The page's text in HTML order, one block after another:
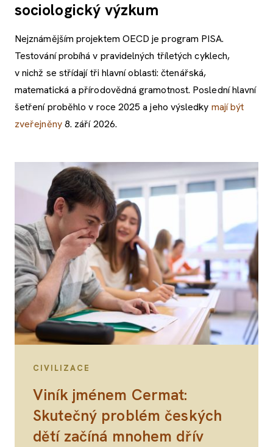
sociologický výzkum
Nejznámějším projektem OECD je program PISA.
Testování probíhá v pravidelných tříletých cyklech,
v nichž se střídají tři hlavní oblasti: čtenářská,
matematická a přírodovědná gramotnost. Poslední hlavní
šetření proběhlo v roce 2025 a jeho výsledky mají být
zveřejněny8. září 2026.
CIVILIZACE
Viník jménem Cermat:
Skutečný problém českých
dětí začíná mnohem dřív